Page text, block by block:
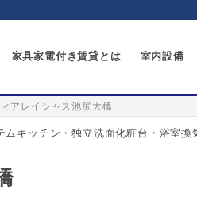
家具家電付き賃貸とは 室内設備
アレイシャス池尻大橋
チン・独立洗面化粧台・浴室換